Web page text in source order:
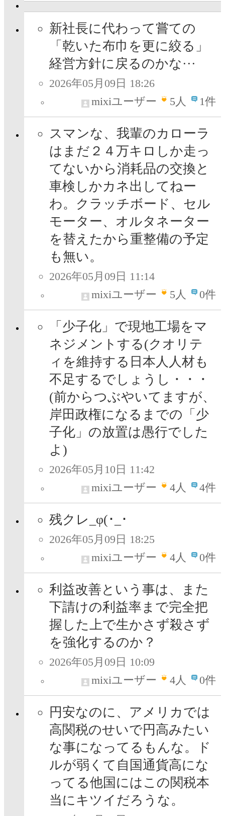
新社長に代わって嘗ての
「乾いた布巾を更に絞る」
経営方針に戻るのかな···
2026年05月09日 18:26
mixiユーザー
5人 1件
スマンな、我輩のカローラ
はまだ２４万キロしか走っ
てないから消耗品の交換と
車検しかカネ出してねー
わ。クラッチボード、セル
モーター、オルタネーター
を替えたから重整備の予定
も無い。
2026年05月09日 11:14
mixiユーザー
5人 0件
「少子化」で現地工場をマ
ネジメントする(クオリテ
ィを維持する日本人人材も
不足するでしょうし・・・
(前からつぶやいてますが、
岸田政権になるまでの「少
子化」の放置は愚行でした
よ)
2026年05月10日 11:42
mixiユーザー
4人 4件
残クレ_φ(･_･
2026年05月09日 18:25
mixiユーザー
4人 0件
利益改善という事は、また
下請けの利益率まで完全把
握した上で生かさず殺さず
を強化するのか？
2026年05月09日 10:09
mixiユーザー
4人 0件
円安なのに、アメリカでは
高関税のせいで円高みたい
な事になってるもんな。ド
ルが弱くて自国通貨高にな
ってる他国にはこの関税本
当にキツイだろうな。